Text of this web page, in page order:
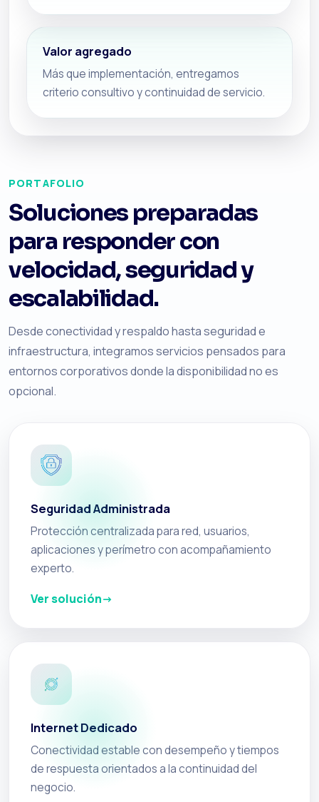
Valor agregado
Más que implementación, entregamos
criterio consultivo y continuidad de servicio.
PORTAFOLIO
Soluciones preparadas
para responder con
velocidad, seguridad y
escalabilidad.
Desde conectividad y respaldo hasta seguridad e
infraestructura, integramos servicios pensados para
entornos corporativos donde la disponibilidad no es
opcional.
Seguridad Administrada
Protección centralizada para red, usuarios,
aplicaciones y perímetro con acompañamiento
experto.
Ver solución
Internet Dedicado
Conectividad estable con desempeño y tiempos
de respuesta orientados a la continuidad del
negocio.